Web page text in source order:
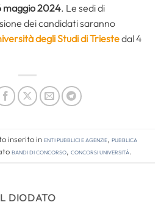
maggio 2024. Le sedi di
dei candidati saranno
degli Studi di Triestedal 4
inserito inEnti pubblici e agenzie, Pubblica
bandi di concorso, concorsi università.
DIODATO